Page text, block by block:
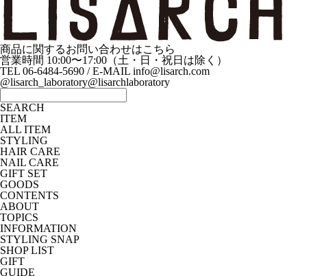
商品に関するお問い合わせはこちら
営業時間 10:00〜17:00（土・日・祝日は除く）
TEL 06-6484-5690 / E-MAIL info@lisarch.com
@lisarch_laboratory@lisarchlaboratory
SEARCH
ITEM
ALL ITEM
STYLING
HAIR CARE
NAIL CARE
GIFT SET
GOODS
CONTENTS
ABOUT
TOPICS
INFORMATION
STYLING SNAP
SHOP LIST
GIFT
GUIDE